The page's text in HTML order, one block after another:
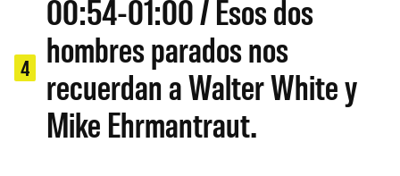
4
00:54-01:00 / Esos dos
hombres parados nos
recuerdan a Walter White y
Mike Ehrmantraut.